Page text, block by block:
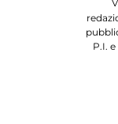
P.I.